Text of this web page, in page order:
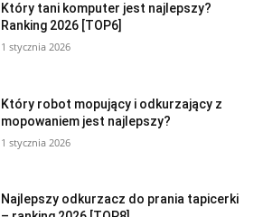
Który tani komputer jest najlepszy?
Ranking 2026 [TOP6]
1 stycznia 2026
Który robot mopujący i odkurzający z
mopowaniem jest najlepszy?
1 stycznia 2026
Najlepszy odkurzacz do prania tapicerki